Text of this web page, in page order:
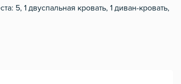
5, 1 двуспальная кровать, 1 диван-кровать,